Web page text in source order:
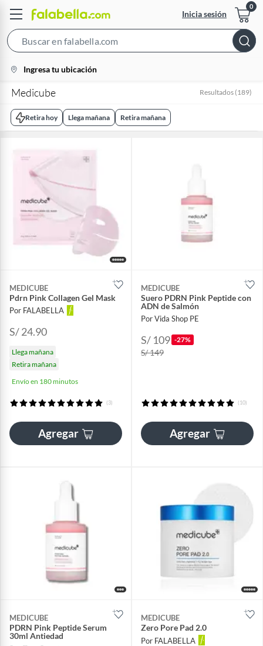
Inicia sesión
Bar
location-
icon
Ingresa tu ubicación
Medicube Resultados (189)
Retira hoy Llega mañana Retira mañana
MEDICUBE
Pdrn Pink Collagen Gel Mask
Por FALABELLA
S/ 24.90
Llega mañana
Retira mañana
Envío en 180 minutos
(3)
Agregar
MEDICUBE
Suero PDRN Pink Peptide con
ADN de Salmón
Por Vida Shop PE
S/ 109 -27%
S/ 149
(10)
Agregar
MEDICUBE
PDRN Pink Peptide Serum
30ml Antiedad
MEDICUBE
Zero Pore Pad 2.0
Por FALABELLA